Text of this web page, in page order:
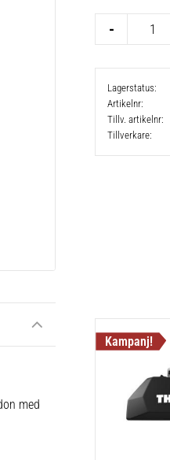
-
Lagerstatus
Artikelnr
Tillv. artikelnr
Tillverkare
med